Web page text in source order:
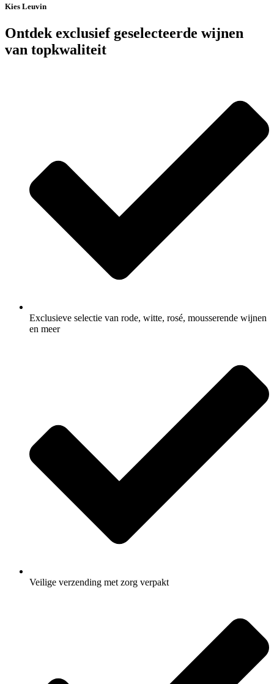
Kies Leuvin
Ontdek exclusief geselecteerde wijnen
van topkwaliteit
Exclusieve selectie van rode, witte, rosé, mousserende wijnen
en meer
Veilige verzending met zorg verpakt